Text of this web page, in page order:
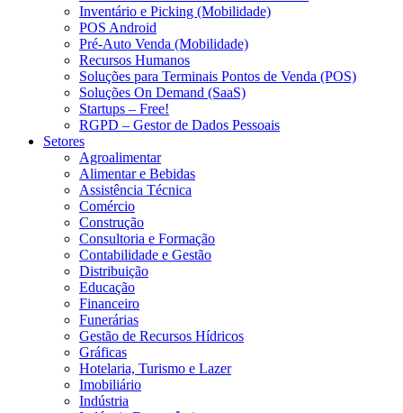
Inventário e Picking (Mobilidade)
POS Android
Pré-Auto Venda (Mobilidade)
Recursos Humanos
Soluções para Terminais Pontos de Venda (POS)
Soluções On Demand (SaaS)
Startups – Free!
RGPD – Gestor de Dados Pessoais
Setores
Agroalimentar
Alimentar e Bebidas
Assistência Técnica
Comércio
Construção
Consultoria e Formação
Contabilidade e Gestão
Distribuição
Educação
Financeiro
Funerárias
Gestão de Recursos Hídricos
Gráficas
Hotelaria, Turismo e Lazer
Imobiliário
Indústria